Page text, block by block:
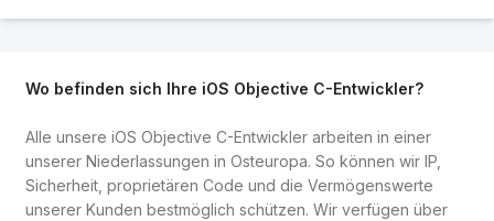
Wo befinden sich Ihre iOS Objective C-Entwickler?
Alle unsere iOS Objective C-Entwickler arbeiten in einer
unserer Niederlassungen in Osteuropa. So können wir IP,
Sicherheit, proprietären Code und die Vermögenswerte
unserer Kunden bestmöglich schützen. Wir verfügen über